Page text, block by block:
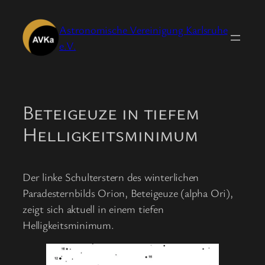
Inhalt
springen
Astronomische Vereinigung Karlsruhe
e.V.
Beteigeuze in tiefem
Helligkeitsminimum
Der linke Schulterstern des winterlichen
Paradesternbilds Orion, Beteigeuze (alpha Ori),
zeigt sich aktuell in einem tiefen
Helligkeitsminimum.